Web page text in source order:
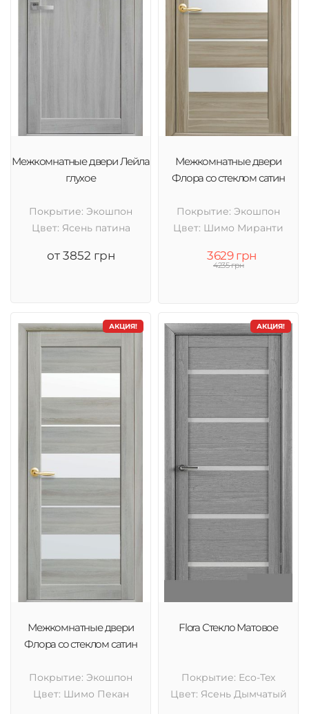
Межкомнатные двери Лейла
глухое
Покрытие: Экошпон
Цвет: Ясень патина
от 3852 грн
Межкомнатные двери
Флора со стеклом сатин
Покрытие: Экошпон
Цвет: Шимо Миранти
3629 грн
4235 грн
АКЦИЯ!
Межкомнатные двери
Флора со стеклом сатин
Покрытие: Экошпон
Цвет: Шимо Пекан
АКЦИЯ!
Flora Стекло Матовое
Покрытие: Eco-Tex
Цвет: Ясень Дымчатый